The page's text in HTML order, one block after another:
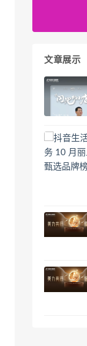
文章展示